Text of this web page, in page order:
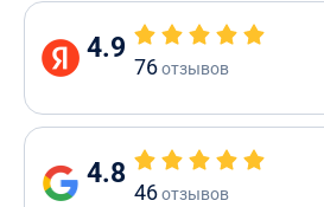
4.9
76отзывов
4.8
46отзывов